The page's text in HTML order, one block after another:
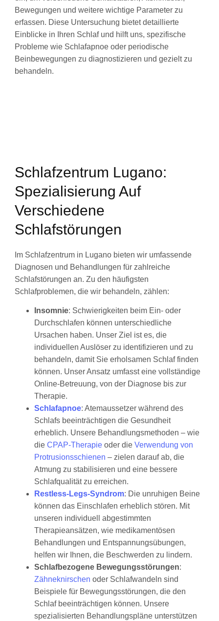
Bewegungen und weitere wichtige Parameter zu
erfassen. Diese Untersuchung bietet detaillierte
Einblicke in Ihren Schlaf und hilft uns, spezifische
Probleme wie Schlafapnoe oder periodische
Beinbewegungen zu diagnostizieren und gezielt zu
behandeln.
Schlafzentrum Lugano:
Spezialisierung Auf
Verschiedene
Schlafstörungen
Im Schlafzentrum in Lugano bieten wir umfassende
Diagnosen und Behandlungen für zahlreiche
Schlafstörungen an. Zu den häufigsten
Schlafproblemen, die wir behandeln, zählen:
Insomnie: Schwierigkeiten beim Ein- oder
Durchschlafen können unterschiedliche
Ursachen haben. Unser Ziel ist es, die
individuellen Auslöser zu identifizieren und zu
behandeln, damit Sie erholsamen Schlaf finden
können. Unser Ansatz umfasst eine vollständige
Online-Betreuung, von der Diagnose bis zur
Therapie.
Schlafapnoe: Atemaussetzer während des
Schlafs beeinträchtigen die Gesundheit
erheblich. Unsere Behandlungsmethoden – wie
die CPAP-Therapie oder die Verwendung von
Protrusionsschienen – zielen darauf ab, die
Atmung zu stabilisieren und eine bessere
Schlafqualität zu erreichen.
Restless-Legs-Syndrom: Die unruhigen Beine
können das Einschlafen erheblich stören. Mit
unseren individuell abgestimmten
Therapieansätzen, wie medikamentösen
Behandlungen und Entspannungsübungen,
helfen wir Ihnen, die Beschwerden zu lindern.
Schlafbezogene Bewegungsstörungen:
Zähneknirschen oder Schlafwandeln sind
Beispiele für Bewegungsstörungen, die den
Schlaf beeinträchtigen können. Unsere
spezialisierten Behandlungspläne unterstützen